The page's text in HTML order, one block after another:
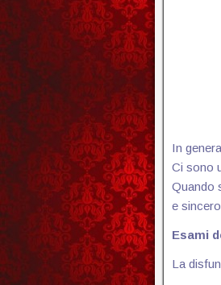
In
Ci sono
Quando
e
Esami
La